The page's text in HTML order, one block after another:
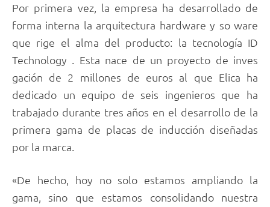
Por primera vez, la empresa ha desarrollado de
forma interna la arquitectura hardware y so ware
que rige el alma del producto: la tecnología ID
Technology . Esta nace de un proyecto de inves
gación de 2 millones de euros al que Elica ha
dedicado un equipo de seis ingenieros que ha
trabajado durante tres años en el desarrollo de la
primera gama de placas de inducción diseñadas
por la marca.
«De hecho, hoy no solo estamos ampliando la
gama, sino que estamos consolidando nuestra